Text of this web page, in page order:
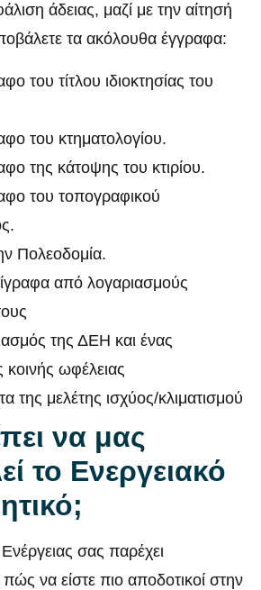
άδειας, μαζί με την αίτησή
τα ακόλουθα έγγραφα:
του τίτλου ιδιοκτησίας του
του κτηματολογίου.
της κάτοψης του κτιρίου.
του τοπογραφικού
Πολεοδομία.
από λογαριασμούς
της ΔΕΗ και ένας
κοινής ωφέλειας
της μελέτης ισχύος/κλιματισμού
να μας
το Ενεργειακό
σας παρέχει
να είστε πιο αποδοτικοί στην